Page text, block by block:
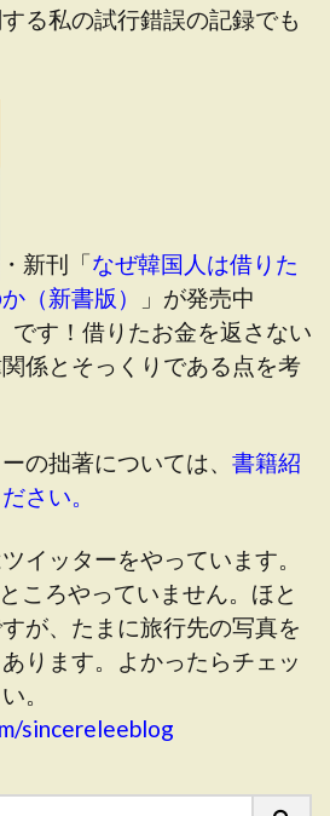
る私の試行錯誤の記録でも
・新刊「なぜ韓国人は借りた
（新書版）
」が発売中
です！借りたお金を返さない
係とそっくりである点を考
の拙著については、 書籍紹
さい。
イッターをやっています。
ころやっていません。ほと
が、たまに旅行先の写真を
ります。よかったらチェッ
。
sincereleeblog